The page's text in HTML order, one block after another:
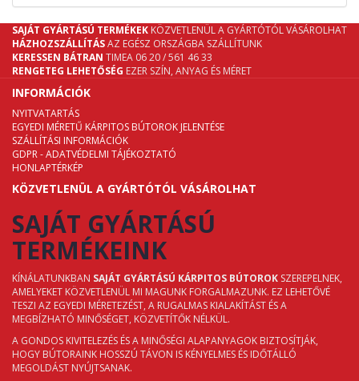
SAJÁT GYÁRTÁSÚ TERMÉKEK KÖZVETLENÜL A GYÁRTÓTÓL VÁSÁROLHAT
HÁZHOZSZÁLLÍTÁSAZ EGÉSZ ORSZÁGBA SZÁLLÍTUNK
KERESSEN BÁTRAN TIMEA 06 20 / 561 46 33
RENGETEG LEHETŐSÉG EZER SZÍN, ANYAG ÉS MÉRET
INFORMÁCIÓK
NYITVATARTÁS
EGYEDI MÉRETŰ KÁRPITOS BÚTOROK JELENTÉSE
SZÁLLÍTÁSI INFORMÁCIÓK
GDPR - ADATVÉDELMI TÁJÉKOZTATÓ
HONLAPTÉRKÉP
KÖZVETLENÜL A GYÁRTÓTÓL VÁSÁROLHAT
SAJÁT GYÁRTÁSÚ
TERMÉKEINK
KÍNÁLATUNKBAN SAJÁT GYÁRTÁSÚ KÁRPITOS BÚTOROK SZEREPELNEK,
AMELYEKET KÖZVETLENÜL MI MAGUNK FORGALMAZUNK. EZ LEHETŐVÉ
TESZI AZ EGYEDI MÉRETEZÉST, A RUGALMAS KIALAKÍTÁST ÉS A
MEGBÍZHATÓ MINŐSÉGET, KÖZVETÍTŐK NÉLKÜL.
A GONDOS KIVITELEZÉS ÉS A MINŐSÉGI ALAPANYAGOK BIZTOSÍTJÁK,
HOGY BÚTORAINK HOSSZÚ TÁVON IS KÉNYELMES ÉS IDŐTÁLLÓ
MEGOLDÁST NYÚJTSANAK.